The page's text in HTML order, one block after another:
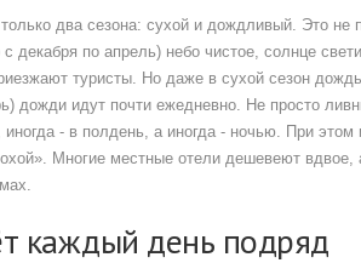
два сезона: сухой и дождливый. Это не
декабря по апрель) небо чистое, солнце
туристы. Но даже в сухой сезон
дожди идут почти ежедневно. Не просто
иногда - в полдень, а иногда - ночью. При
Многие местные отели дешевеют
каждый день подряд